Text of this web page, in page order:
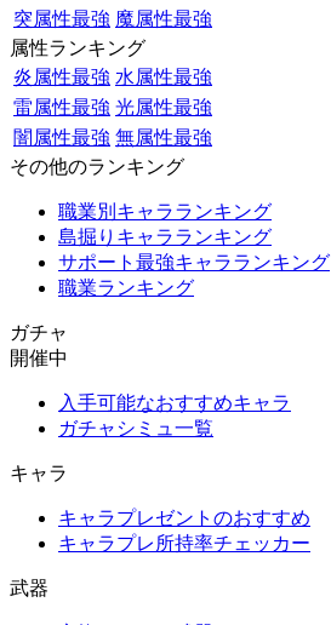
突属性最強 魔属性最強
属性ランキング
炎属性最強 水属性最強
雷属性最強 光属性最強
闇属性最強 無属性最強
その他のランキング
職業別キャラランキング
島掘りキャラランキング
サポート最強キャラランキング
職業ランキング
ガチャ
開催中
入手可能なおすすめキャラ
ガチャシミュ一覧
キャラ
キャラプレゼントのおすすめ
キャラプレ所持率チェッカー
武器